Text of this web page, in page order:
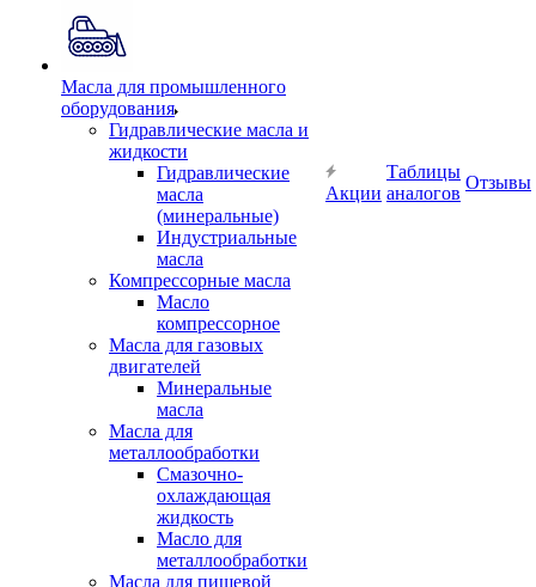
Масла для промышленного
оборудования
Гидравлические масла и
жидкости
Гидравлические
масла
(минеральные)
Индустриальные
масла
Компрессорные масла
Масло
компрессорное
Масла для газовых
двигателей
Минеральные
масла
Масла для
металлообработки
Смазочно-
охлаждающая
жидкость
Масло для
металлообработки
Масла для пищевой
Акции
Таблицы
аналогов
Отзывы